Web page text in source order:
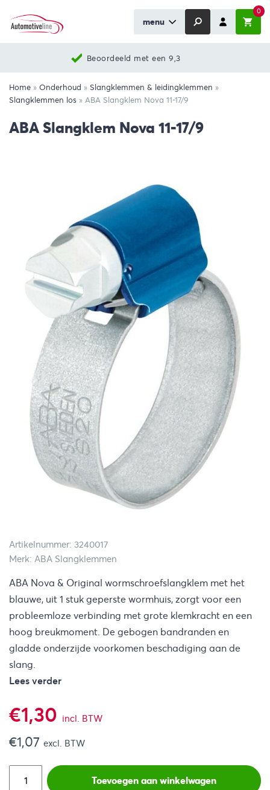
menu
0
Beoordeeld met een 9,3
Home » Onderhoud » Slangklemmen & leidingklemmen »
Slangklemmen los » ABA Slangklem Nova 11-17/9
ABA Slangklem Nova 11-17/9
Artikelnummer: 3240017
Merk: ABA Slangklemmen
ABA Nova & Original wormschroefslangklem met het
blauwe, uit 1 stuk geperste wormhuis, zorgt voor een
probleemloze verbinding met grote klemkracht en een
hoog breukmoment. De gebogen bandranden en
gladde onderzijde voorkomen beschadiging aan de
slang.
Lees verder
€1,30 incl. BTW
€1,07 excl. BTW
Toevoegen aan winkelwagen